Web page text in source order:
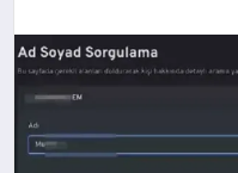
SPOR
TEKNOLOJI